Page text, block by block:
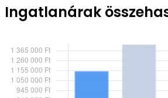
Ingatlanárak